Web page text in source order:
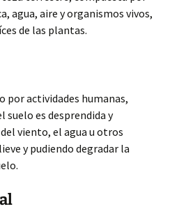
agua, aire y organismos vivos,
de las plantas.
por actividades humanas,
suelo es desprendida y
viento, el agua u otros
y pudiendo degradar la